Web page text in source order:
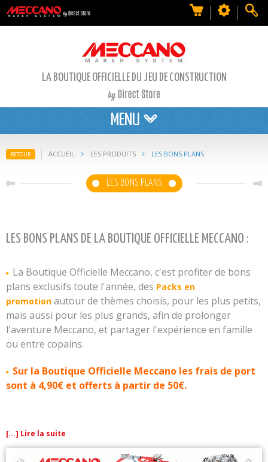
LA BOUTIQUE OFFICIELLE DU JEU DE CONSTRUCTION
MENU
RETOUR ACCUEIL LES PRODUITS LES BONS PLANS
LES BONS PLANS
LES BONS PLANS DE LA BOUTIQUE OFFICIELLE MECCANO :
La Boutique Officielle Meccano, c'est profiter de bons
plans exclusifs toute l'année, des Packs en
promotion autour de thèmes choisis, pour les plus petits,
mais aussi pour les plus grands, afin de prolonger
l'aventure Meccano, et partager l'expérience en famille
ou entre copains.
Sur la Boutique Officielle Meccano les frais de port
sont à 4,90€ et offerts à partir de 50€.
[...] Lire la suite